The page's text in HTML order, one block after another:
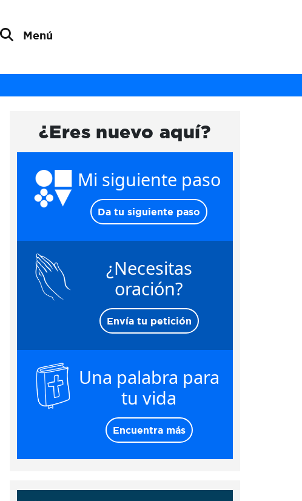
Menú
¿Eres nuevo aquí?
Mi siguiente paso
Da tu siguiente paso
¿Necesitas
oración?
Envía tu petición
Una palabra para
tu vida
Encuentra más